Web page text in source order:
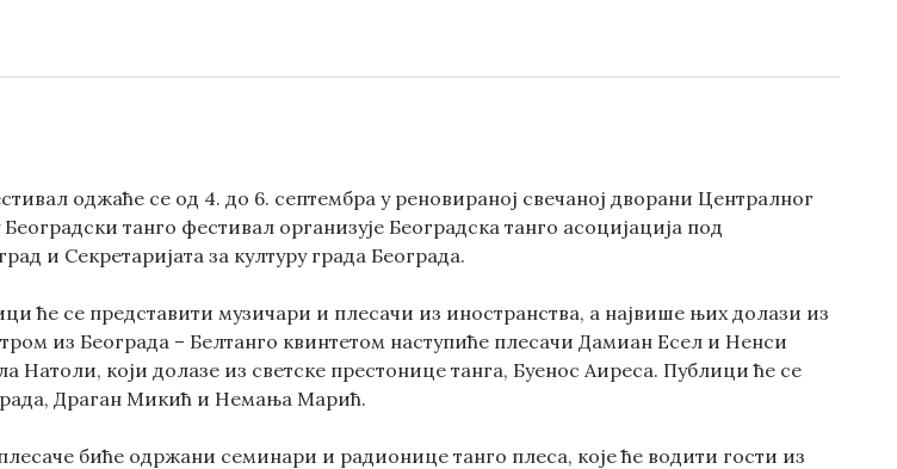
оджаће се од 4. до 6. септембра у реновираној свечаној дворани Централног
танго фестивал организује Београдска танго асоцијација под
и Секретаријата за културу града Београда.
ће се представити музичари и плесачи из иностранства, а највише њих долази из
из Београда – Белтанго квинтетом наступиће плесачи Дамиан Есел и Ненси
Натоли, који долазе из светске престонице танга, Буенос Аиреса. Публици ће се
Драган Микић и Немања Марић.
биће одржани семинари и радионице танго плеса, које ће водити гости из